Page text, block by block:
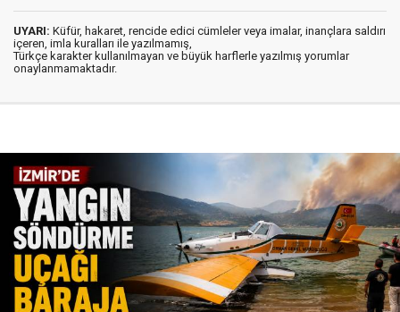
UYARI: Küfür, hakaret, rencide edici cümleler veya imalar, inançlara saldırı
içeren, imla kuralları ile yazılmamış,
Türkçe karakter kullanılmayan ve büyük harflerle yazılmış yorumlar
onaylanmamaktadır.